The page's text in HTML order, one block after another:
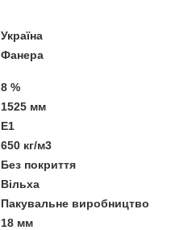
Україна
Фанера
8 %
1525 мм
Е1
650 кг/м3
Без покриття
Вільха
Пакувальне виробництво
18 мм